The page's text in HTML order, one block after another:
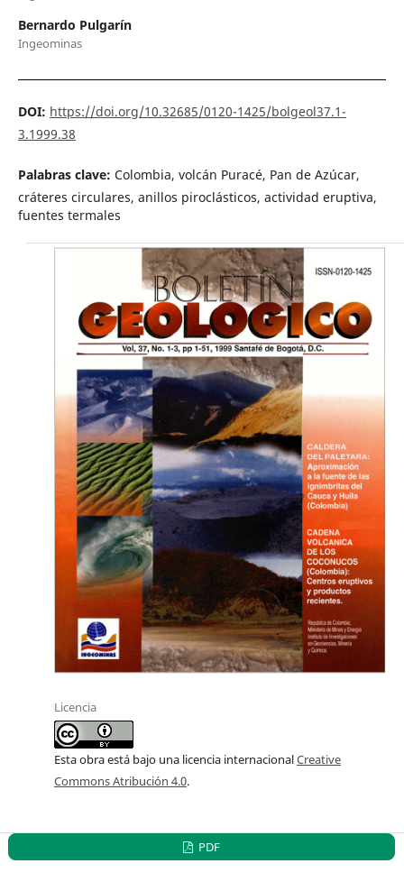
Bernardo Pulgarín
Ingeominas
DOI: https://doi.org/10.32685/0120-1425/bolgeol37.1-
3.1999.38
Palabras clave: Colombia, volcán Puracé, Pan de Azúcar,
cráteres circulares, anillos piroclásticos, actividad eruptiva,
fuentes termales
Licencia
Esta obra está bajo una licencia internacionalCreative
Commons Atribución 4.0.
PDF